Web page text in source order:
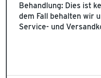
Behandlung: Dies ist
dem Fall behalten wir
Service- und